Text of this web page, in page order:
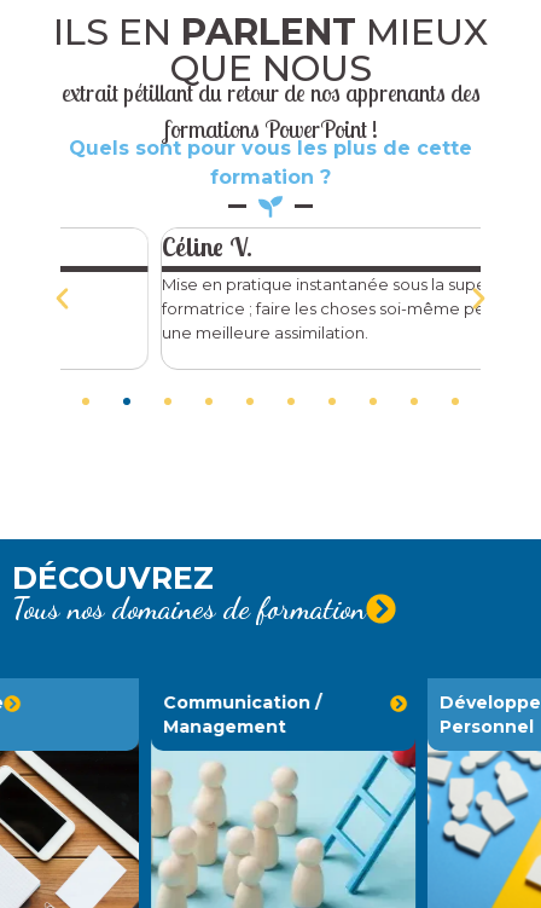
ILS EN PARLENT MIEUX
QUE NOUS
extrait pétillant du retour de nos apprenants des
formations PowerPoint !
Quels sont pour vous les plus de cette
formation ?
Céline V.
Mise en pratique instantanée sous la supervision de la
formatrice ; faire les choses soi-même permettant
une meilleure assimilation.
DÉCOUVREZ
Tous nos domaines de formation
Communication /
Management
Développement
Personnel